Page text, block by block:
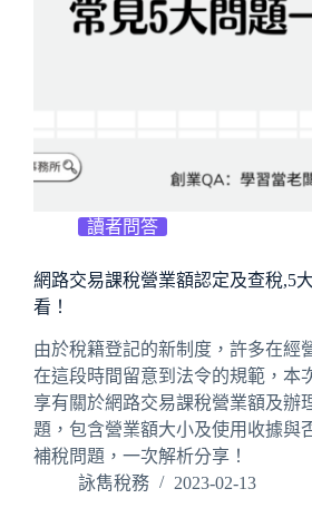
讀者問答
網路交易課稅營業額認定及查稅,5
看！
由於稅籍登記的新制度，許多在經
在這段時間留意到法令的規範，本
享有關於網路交易課稅營業額及辦
題，包含營業額大小及使用收據與
補稅問題，一次解析分享！
詠雋稅務
2023-02-13